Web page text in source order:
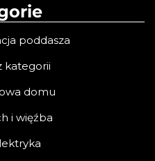
poddasza
kategorii
domu
i więźba